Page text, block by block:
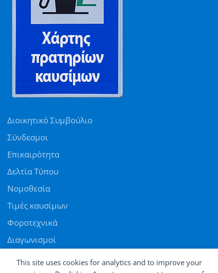
This site uses cookies for analytics and to improve your
Διοικητικό Συμβούλιο
Σύνδεσμοι
Επικαιρότητα
Δελτία Τύπου
Νομοθεσία
Τιμές καυσίμων
Φοροτεχνικά
Διαγωνισμοί
Αγγελίες